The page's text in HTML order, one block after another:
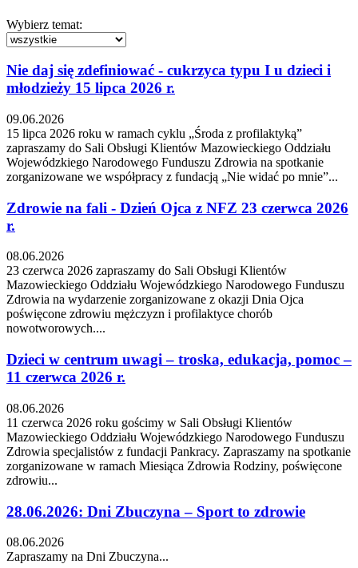
Wybierz temat:
Nie daj się zdefiniować - cukrzyca typu I u dzieci i
młodzieży 15 lipca 2026 r.
09.06.2026
15 lipca 2026 roku w ramach cyklu „Środa z profilaktyką”
zapraszamy do Sali Obsługi Klientów Mazowieckiego Oddziału
Wojewódzkiego Narodowego Funduszu Zdrowia na spotkanie
zorganizowane we współpracy z fundacją „Nie widać po mnie”...
Zdrowie na fali - Dzień Ojca z NFZ 23 czerwca 2026
r.
08.06.2026
23 czerwca 2026 zapraszamy do Sali Obsługi Klientów
Mazowieckiego Oddziału Wojewódzkiego Narodowego Funduszu
Zdrowia na wydarzenie zorganizowane z okazji Dnia Ojca
poświęcone zdrowiu mężczyzn i profilaktyce chorób
nowotworowych....
Dzieci w centrum uwagi – troska, edukacja, pomoc –
11 czerwca 2026 r.
08.06.2026
11 czerwca 2026 roku gościmy w Sali Obsługi Klientów
Mazowieckiego Oddziału Wojewódzkiego Narodowego Funduszu
Zdrowia specjalistów z fundacji Pankracy. Zapraszamy na spotkanie
zorganizowane w ramach Miesiąca Zdrowia Rodziny, poświęcone
zdrowiu...
28.06.2026: Dni Zbuczyna – Sport to zdrowie
08.06.2026
Zapraszamy na Dni Zbuczyna...